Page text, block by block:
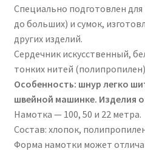
Специально подготовлен
до больших) и сумок,
других изделий.
Сердечник искусственный,
тонких нитей
Особенность: шнур легко
швейной машинке. Изделия
Намотка — 100, 50 и 22 метра.
Состав: хлопок,
Форма намотки может